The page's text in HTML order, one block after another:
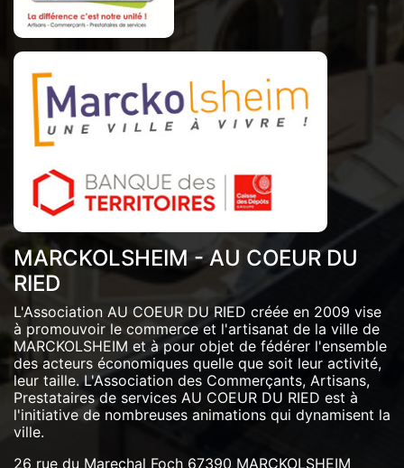
MARCKOLSHEIM - AU COEUR DU
RIED
L'Association AU COEUR DU RIED créée en 2009 vise
à promouvoir le commerce et l'artisanat de la ville de
MARCKOLSHEIM et à pour objet de fédérer l'ensemble
des acteurs économiques quelle que soit leur activité,
leur taille. L'Association des Commerçants, Artisans,
Prestataires de services AU COEUR DU RIED est à
l'initiative de nombreuses animations qui dynamisent la
ville.
26 rue du Marechal Foch 67390 MARCKOLSHEIM